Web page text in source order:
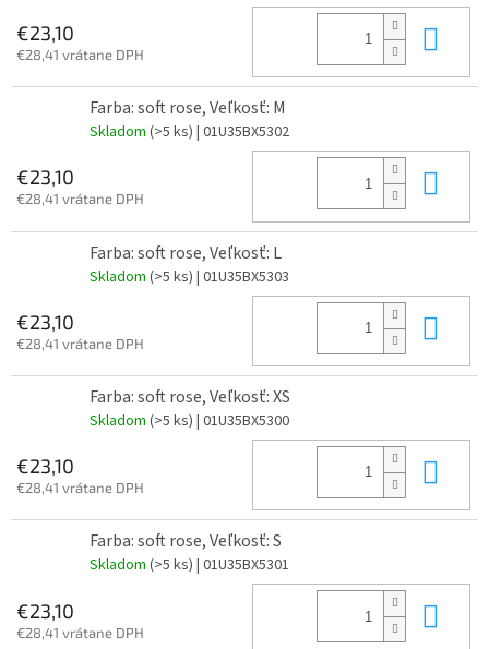
€23,10
€28,41 vrátane DPH
Farba: soft rose, Veľkosť: M
Skladom (>5 ks) | 01U35BX5302
€23,10
€28,41 vrátane DPH
Farba: soft rose, Veľkosť: L
Skladom (>5 ks) | 01U35BX5303
€23,10
€28,41 vrátane DPH
Farba: soft rose, Veľkosť: XS
Skladom (>5 ks) | 01U35BX5300
€23,10
€28,41 vrátane DPH
Farba: soft rose, Veľkosť: S
Skladom (>5 ks) | 01U35BX5301
€23,10
€28,41 vrátane DPH